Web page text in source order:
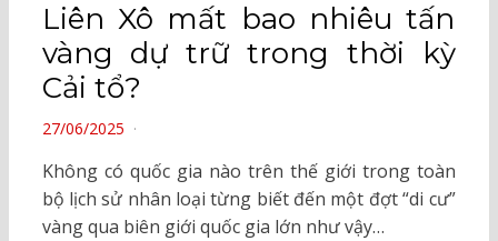
Liên Xô mất bao nhiêu tấn
vàng dự trữ trong thời kỳ
Cải tổ?
POSTED
27/06/2025
Không có quốc gia nào trên thế giới trong toàn
bộ lịch sử nhân loại từng biết đến một đợt “di cư”
vàng qua biên giới quốc gia lớn như vậy…